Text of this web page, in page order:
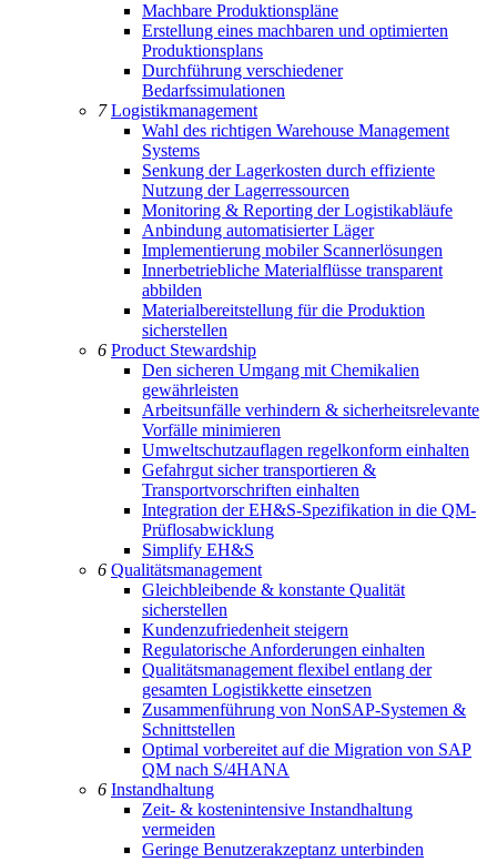
Machbare Produktionspläne
Erstellung eines machbaren und optimierten
Produktionsplans
Durchführung verschiedener
Bedarfssimulationen
7Logistikmanagement
Wahl des richtigen Warehouse Management
Systems
Senkung der Lagerkosten durch effiziente
Nutzung der Lagerressourcen
Monitoring & Reporting der Logistikabläufe
Anbindung automatisierter Läger
Implementierung mobiler Scannerlösungen
Innerbetriebliche Materialflüsse transparent
abbilden
Materialbereitstellung für die Produktion
sicherstellen
6 Product Stewardship
Den sicheren Umgang mit Chemikalien
gewährleisten
Arbeitsunfälle verhindern & sicherheitsrelevante
Vorfälle minimieren
Umweltschutzauflagen regelkonform einhalten
Gefahrgut sicher transportieren &
Transportvorschriften einhalten
Integration der EH&S-Spezifikation in die QM-
Prüflosabwicklung
Simplify EH&S
6 Qualitätsmanagement
Gleichbleibende & konstante Qualität
sicherstellen
Kundenzufriedenheit steigern
Regulatorische Anforderungen einhalten
Qualitätsmanagement flexibel entlang der
gesamten Logistikkette einsetzen
Zusammenführung von NonSAP-Systemen &
Schnittstellen
Optimal vorbereitet auf die Migration von SAP
QM nach S/4HANA
6 Instandhaltung
Zeit- & kostenintensive Instandhaltung
vermeiden
Geringe Benutzerakzeptanz unterbinden